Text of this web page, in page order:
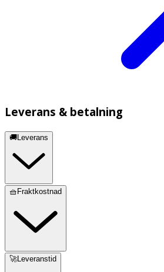
Leverans & betalning
🚚Leverans
🧺Fraktkostnad
🚀Leveranstid